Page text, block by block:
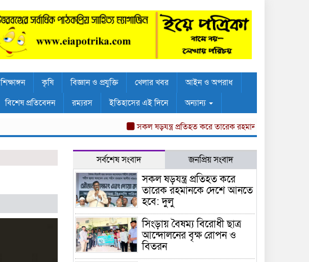
শিক্ষাঙ্গন কৃষি বিজ্ঞান ও প্রযুক্তি খেলার খবর
আইন ও অপরাধ
বিশেষ প্রতিবেদন রম্যরস ইতিহাসের এই দিনে অন্যান্য
সকল ষড়যন্ত্র প্রতিহত করে তারেক রহমানকে দেশে আনতে হবে: দুলু
সর্বশেষ সংবাদ জনপ্রিয় সংবাদ
সকল ষড়যন্ত্র প্রতিহত করে
তারেক রহমানকে দেশে আনতে
হবে: দুলু
সিংড়ায় বৈষম্য বিরোধী ছাত্র
আন্দোলনের বৃক্ষ রোপন ও
বিতরন